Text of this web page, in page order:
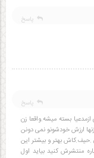
پاسخ
بسته میشه.واقعا زن
زنها ارزش خودشونو نمی دونن
.حیف.کاش بهتر و بیشتر این
منتشرش کنید بیاید اول
پاسخ